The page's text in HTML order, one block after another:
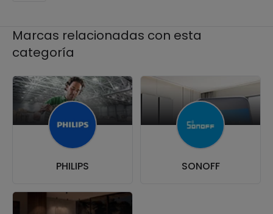
Marcas relacionadas con esta
categoría
PHILIPS SONOFF